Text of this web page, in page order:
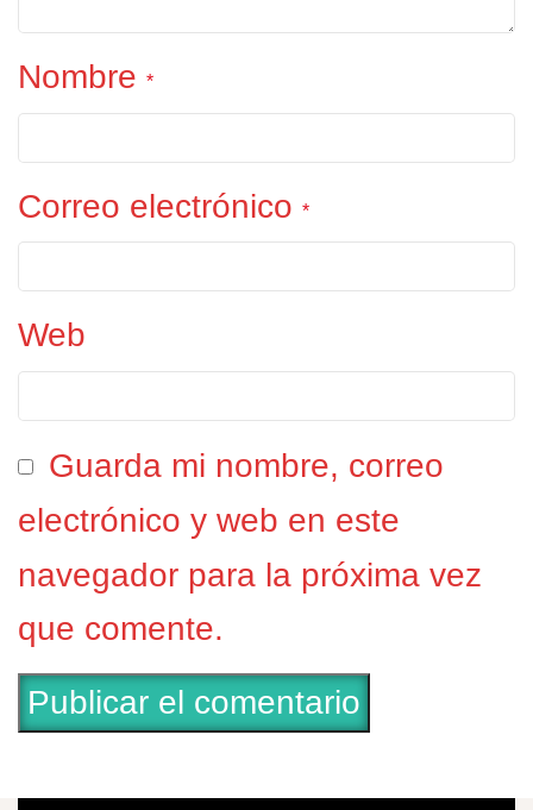
Nombre *
Correo electrónico *
Web
Guarda mi nombre, correo
electrónico y web en este
navegador para la próxima vez
que comente.